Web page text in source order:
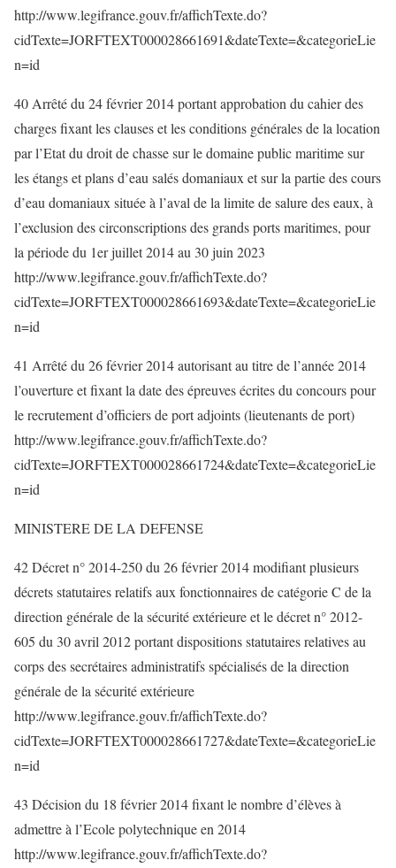
http://www.legifrance.gouv.fr/affichTexte.do?
cidTexte=JORFTEXT000028661691&dateTexte=&categorieLie
n=id
40 Arrêté du 24 février 2014 portant approbation du cahier des
charges fixant les clauses et les conditions générales de la location
par l’Etat du droit de chasse sur le domaine public maritime sur
les étangs et plans d’eau salés domaniaux et sur la partie des cours
d’eau domaniaux située à l’aval de la limite de salure des eaux, à
l’exclusion des circonscriptions des grands ports maritimes, pour
la période du 1er juillet 2014 au 30 juin 2023
http://www.legifrance.gouv.fr/affichTexte.do?
cidTexte=JORFTEXT000028661693&dateTexte=&categorieLie
n=id
41 Arrêté du 26 février 2014 autorisant au titre de l’année 2014
l’ouverture et fixant la date des épreuves écrites du concours pour
le recrutement d’officiers de port adjoints (lieutenants de port)
http://www.legifrance.gouv.fr/affichTexte.do?
cidTexte=JORFTEXT000028661724&dateTexte=&categorieLie
n=id
MINISTERE DE LA DEFENSE
42 Décret n° 2014-250 du 26 février 2014 modifiant plusieurs
décrets statutaires relatifs aux fonctionnaires de catégorie C de la
direction générale de la sécurité extérieure et le décret n° 2012-
605 du 30 avril 2012 portant dispositions statutaires relatives au
corps des secrétaires administratifs spécialisés de la direction
générale de la sécurité extérieure
http://www.legifrance.gouv.fr/affichTexte.do?
cidTexte=JORFTEXT000028661727&dateTexte=&categorieLie
n=id
43 Décision du 18 février 2014 fixant le nombre d’élèves à
admettre à l’Ecole polytechnique en 2014
http://www.legifrance.gouv.fr/affichTexte.do?